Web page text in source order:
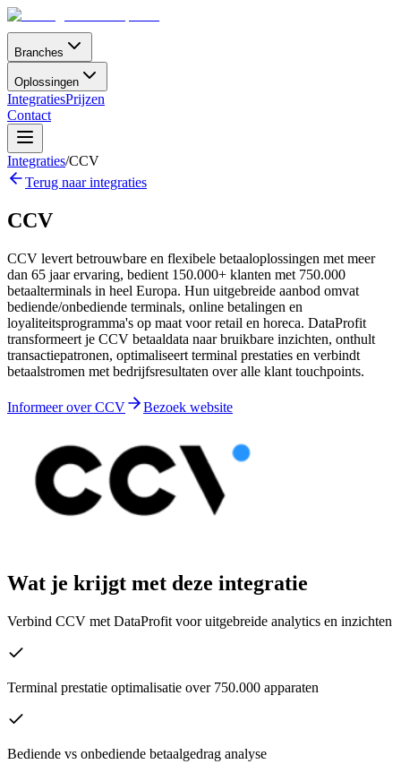
Branches
Oplossingen
IntegratiesPrijzen
Contact
Integraties/CCV
Terug naar integraties
CCV
CCV levert betrouwbare en flexibele betaaloplossingen met meer
dan 65 jaar ervaring, bedient 150.000+ klanten met 750.000
betaalterminals in heel Europa. Hun uitgebreide aanbod omvat
bediende/onbediende terminals, online betalingen en
loyaliteitsprogramma's op maat voor retail en horeca. DataProfit
transformeert je CCV betaaldata naar bruikbare inzichten, onthult
transactiepatronen, optimaliseert terminal prestaties en verbindt
betaalstromen met bedrijfsresultaten over alle klant touchpoints.
Informeer over CCV Bezoek website
Wat je krijgt met deze integratie
Verbind CCV met DataProfit voor uitgebreide analytics en inzichten
Terminal prestatie optimalisatie over 750.000 apparaten
Bediende vs onbediende betaalgedrag analyse